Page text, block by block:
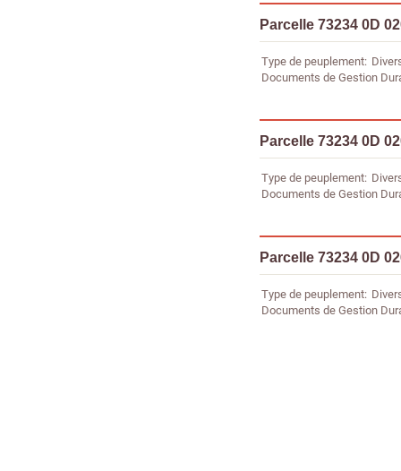
Parcelle 73234 0D
Type de peuplement
Documents de Gestion
Parcelle 73234 0D
Type de peuplement
Documents de Gestion
Parcelle 73234 0D
Type de peuplement
Documents de Gestion